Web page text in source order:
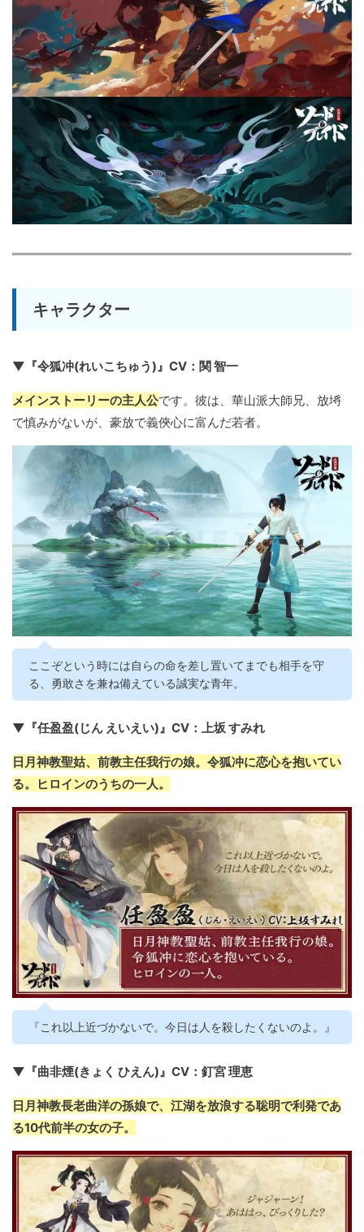
キャラクター
▼『令狐冲(れいこちゅう)』CV：関 智一
メインストーリーの主人公です。彼は、華山派大師兄、放埓
で慎みがないが、豪放で義俠心に富んだ若者。
ここぞという時には自らの命を差し置いてまでも相手を守
る、勇敢さを兼ね備えている誠実な青年。
▼『任盈盈(じん えいえい)』CV：上坂 すみれ
日月神教聖姑、前教主任我行の娘。令狐冲に恋心を抱いてい
る。ヒロインのうちの一人。
『これ以上近づかないで。今日は人を殺したくないのよ。』
▼『曲非煙(きょく ひえん)』CV：釘宮 理恵
日月神教長老曲洋の孫娘で、江湖を放浪する聡明で利発であ
る10代前半の女の子。